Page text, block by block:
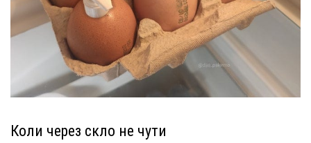
Коли через скло не чути